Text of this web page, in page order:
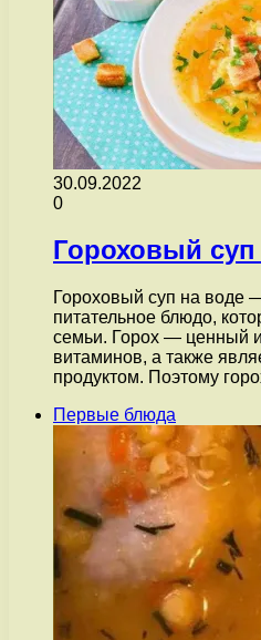
30.09.2022
0
Гороховый
Гороховый суп на воде
питательное блюдо,
семьи. Горох — ценный
витаминов, а также
продуктом. Поэтому
Первые блюда